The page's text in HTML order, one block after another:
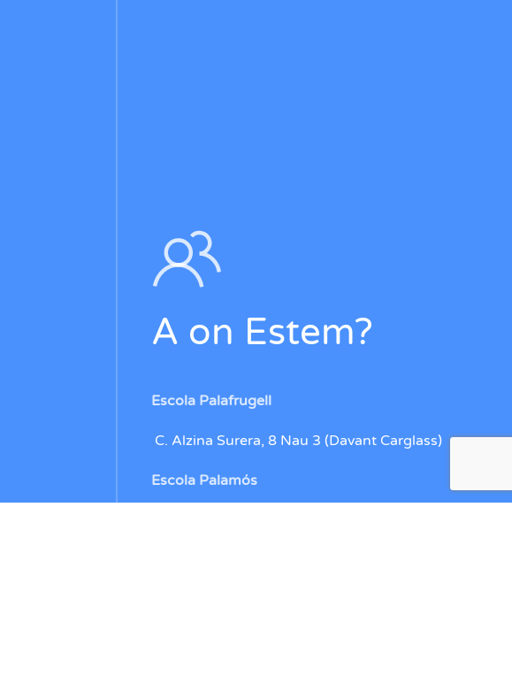
A on Estem?
Escola Palafrugell
C. Alzina Surera, 8 Nau 3 (Davant Carglass)
Escola Palamós